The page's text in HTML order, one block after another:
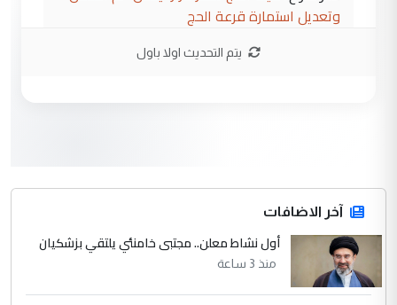
وتعديل استمارة قرعة الحج
المشترك لا تستهدف أية دولة ومفتوحة لانضمام
الدول الشقيقة
4 يوسف غزوان عصمت
التعليق : بكالوريوس فيزياء طبية متزوج و
يتم التحديث اولا باول
آخر الاضافات
أول نشاط معلن.. مجتبى خامنئي يلتقي بزشكيان
منذ 3 ساعة